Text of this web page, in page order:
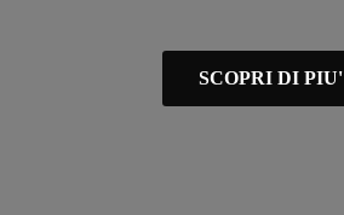
SCOPRI DI PIU'